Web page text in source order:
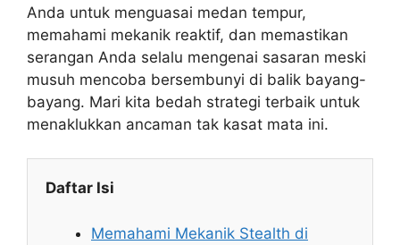
Anda untuk menguasai medan tempur,
memahami mekanik reaktif, dan memastikan
serangan Anda selalu mengenai sasaran meski
musuh mencoba bersembunyi di balik bayang-
bayang. Mari kita bedah strategi terbaik untuk
menaklukkan ancaman tak kasat mata ini.
Daftar Isi
Memahami Mekanik Stealth di